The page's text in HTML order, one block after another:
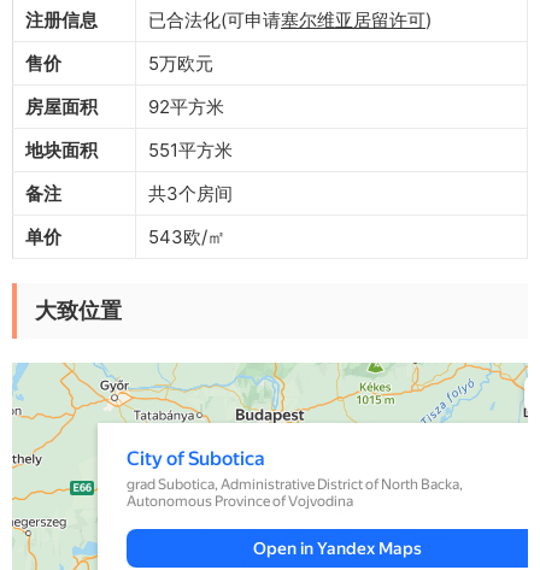
注册信息
已合法化(可申请塞尔维亚居留许可)
售价
5万欧元
房屋面积
92平方米
地块面积
551平方米
备注
共3个房间
单价
543欧/㎡
大致位置
Yandex Maps
City of Subotica — Yandex Maps